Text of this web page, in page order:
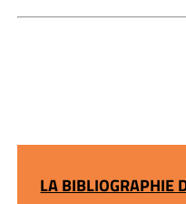
LA BIBLIOGRAPHIE